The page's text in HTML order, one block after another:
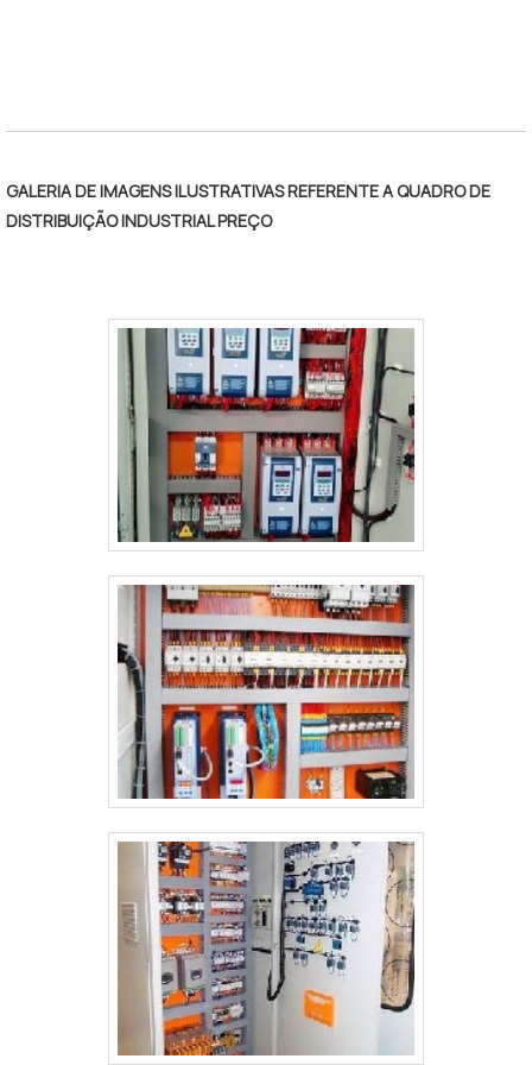
GALERIA DE IMAGENS ILUSTRATIVAS REFERENTE A QUADRO DE
DISTRIBUIÇÃO INDUSTRIAL PREÇO